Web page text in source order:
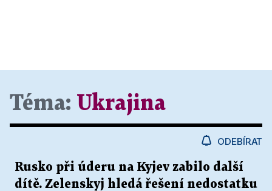
Téma: Ukrajina
ODEBÍRAT
Rusko při úderu na Kyjev zabilo další
dítě. Zelenskyj hledá řešení nedostatku